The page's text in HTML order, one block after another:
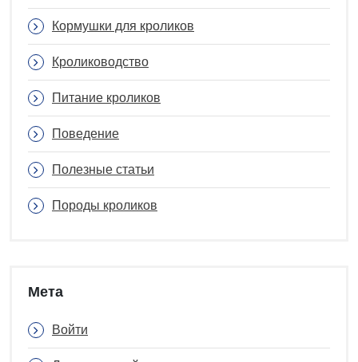
Кормушки для кроликов
Кролиководство
Питание кроликов
Поведение
Полезные статьи
Породы кроликов
Мета
Войти